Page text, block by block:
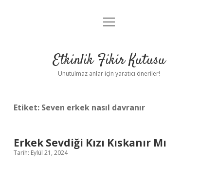
Anasayfa
Yasal Uyarı
menüyü
Etkinlik Fikir Kutusu
Unutulmaz anlar için yaratıcı öneriler!
Etiket: Seven erkek nasıl davranır
Erkek Sevdiği Kızı Kıskanır Mı
Tarih: Eylül 21, 2024